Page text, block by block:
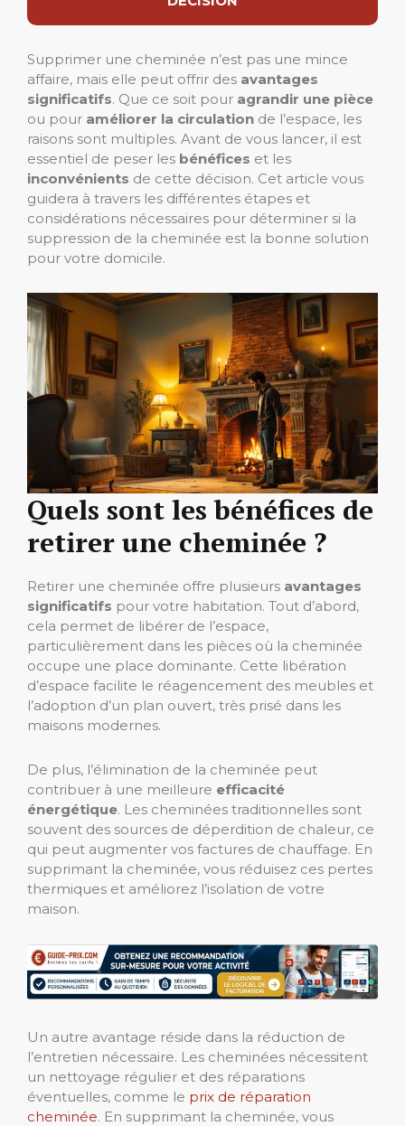
Supprimer une cheminée n’est pas une mince
affaire, mais elle peut offrir des avantages
significatifs. Que ce soit pour agrandir une pièce
ou pour améliorer la circulation de l’espace, les
raisons sont multiples. Avant de vous lancer, il est
essentiel de peser les bénéfices et les
inconvénients de cette décision. Cet article vous
guidera à travers les différentes étapes et
considérations nécessaires pour déterminer si la
suppression de la cheminée est la bonne solution
pour votre domicile.
Quels sont les bénéfices de
retirer une cheminée ?
Retirer une cheminée offre plusieurs avantages
significatifs pour votre habitation. Tout d’abord,
cela permet de libérer de l’espace,
particulièrement dans les pièces où la cheminée
occupe une place dominante. Cette libération
d’espace facilite le réagencement des meubles et
l’adoption d’un plan ouvert, très prisé dans les
maisons modernes.
De plus, l’élimination de la cheminée peut
contribuer à une meilleure efficacité
énergétique. Les cheminées traditionnelles sont
souvent des sources de déperdition de chaleur, ce
qui peut augmenter vos factures de chauffage. En
supprimant la cheminée, vous réduisez ces pertes
thermiques et améliorez l’isolation de votre
maison.
Un autre avantage réside dans la réduction de
l’entretien nécessaire. Les cheminées nécessitent
un nettoyage régulier et des réparations
éventuelles, comme le prix de réparation
cheminée. En supprimant la cheminée, vous